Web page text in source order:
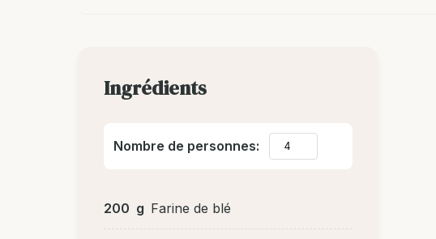
Ingrédients
Nombre de personnes:
200 g Farine de blé